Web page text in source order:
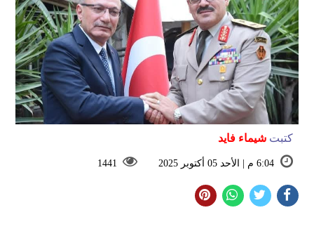
كتبت شيماء فايد
6:04 م | الأحد 05 أكتوبر 2025 1441